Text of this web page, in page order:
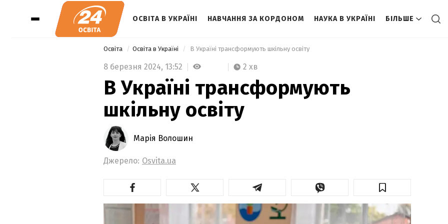
ОСВІТА В УКРАЇНІ НАВЧАННЯ ЗА КОРДОНОМ НАУКА В УКРАЇНІ БІЛЬШЕ
Освіта Освіта в Україні В Україні трансформують шкільну освіту
8 березня 2024, 13:52 2 хв
В Україні трансформують
шкільну освіту
Марія Волошин
Джерело: Osvita.ua